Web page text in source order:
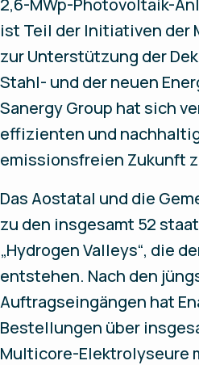
2,6-MWp-Photovoltaik-
ist Teil der Initiativen der
zur Unterstützung der
Stahl- und der neuen
Sanergy Group hat sich
effizienten und
emissionsfreien Zukunft
Das Aostatal und die
zu den insgesamt 52
„Hydrogen Valleys“, die
entstehen. Nach den
Auftragseingängen hat
Bestellungen über
Multicore-Elektrolyseure